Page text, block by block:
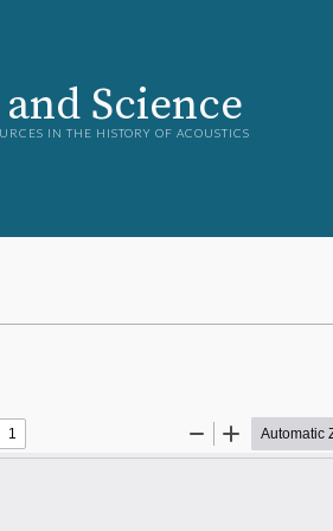
Science
IN THE HISTORY OF ACOUSTICS